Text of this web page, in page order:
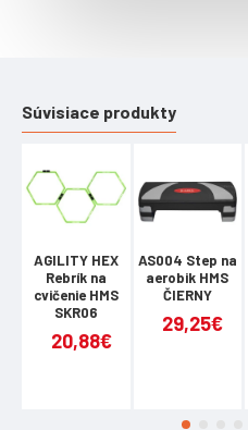
Súvisiace produkty
AGILITY HEX
Rebrík na
cvičenie HMS
SKR06
20,88€
AS004 Step na
aerobik HMS
ČIERNY
29,25€